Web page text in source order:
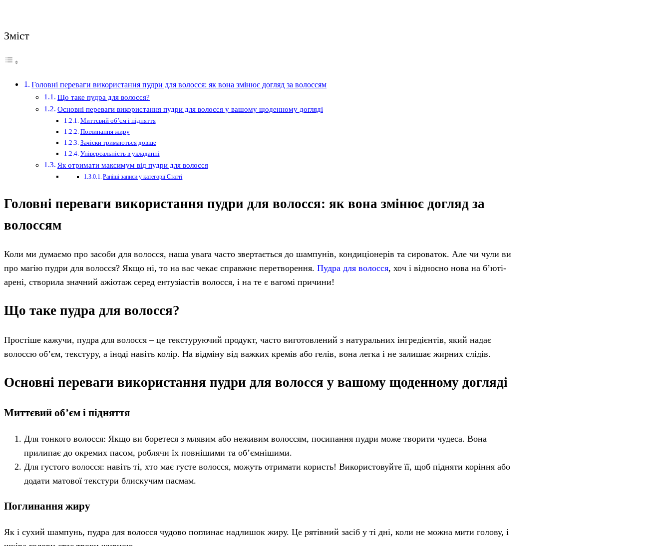
Зміст
Головні переваги використання пудри для волосся: як вона змінює догляд за волоссям
Що таке пудра для волосся?
Основні переваги використання пудри для волосся у вашому щоденному догляді
Миттєвий об’єм і підняття
Поглинання жиру
Зачіски тримаються довше
Універсальність в укладанні
Як отримати максимум від пудри для волосся
Раніші записи у категорії Статті
Головні переваги використання пудри для волосся: як вона змінює догляд за
волоссям
Коли ми думаємо про засоби для волосся, наша увага часто звертається до шампунів, кондиціонерів та сироваток. Але чи чули ви
про магію пудри для волосся? Якщо ні, то на вас чекає справжнє перетворення. Пудра для волосся, хоч і відносно нова на б’юті-
арені, створила значний ажіотаж серед ентузіастів волосся, і на те є вагомі причини!
Що таке пудра для волосся?
Простіше кажучи, пудра для волосся – це текстуруючий продукт, часто виготовлений з натуральних інгредієнтів, який надає
волоссю об’єм, текстуру, а іноді навіть колір. На відміну від важких кремів або гелів, вона легка і не залишає жирних слідів.
Основні переваги використання пудри для волосся у вашому щоденному догляді
Миттєвий об’єм і підняття
Для тонкого волосся: Якщо ви боретеся з млявим або неживим волоссям, посипання пудри може творити чудеса. Вона
прилипає до окремих пасом, роблячи їх повнішими та об’ємнішими.
Для густого волосся: навіть ті, хто має густе волосся, можуть отримати користь! Використовуйте її, щоб підняти коріння або
додати матової текстури блискучим пасмам.
Поглинання жиру
Як і сухий шампунь, пудра для волосся чудово поглинає надлишок жиру. Це рятівний засіб у ті дні, коли не можна мити голову, і